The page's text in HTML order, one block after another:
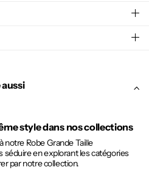
style dans nos collections
notre Robe Grande Taille
en explorant les catégories
par notre collection.